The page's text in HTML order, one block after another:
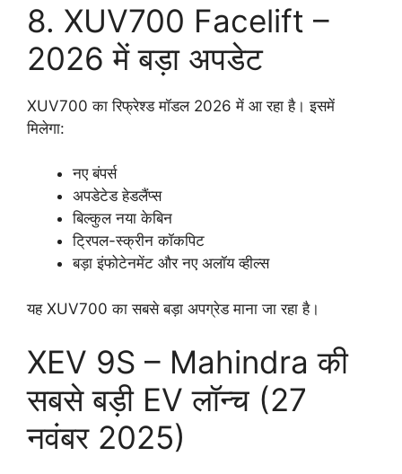
8. XUV700 Facelift –
2026 में बड़ा अपडेट
XUV700 का रिफ्रेश्ड मॉडल 2026 में आ रहा है। इसमें
मिलेगा:
नए बंपर्स
अपडेटेड हेडलैंप्स
बिल्कुल नया केबिन
ट्रिपल-स्क्रीन कॉकपिट
बड़ा इंफोटेनमेंट और नए अलॉय व्हील्स
यह XUV700 का सबसे बड़ा अपग्रेड माना जा रहा है।
XEV 9S – Mahindra की
सबसे बड़ी EV लॉन्च (27
नवंबर 2025)